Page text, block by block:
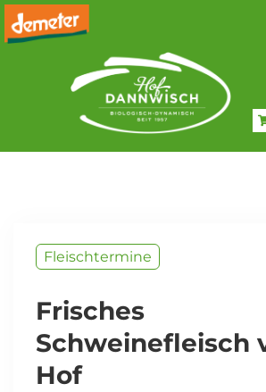
Fleischtermine
Frisches
Schweinefleisch
Hof